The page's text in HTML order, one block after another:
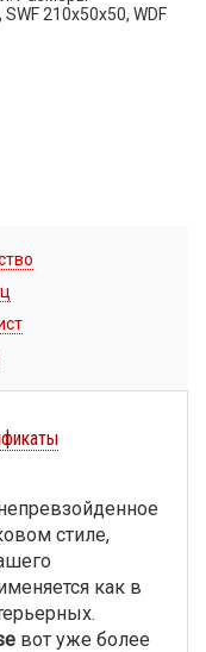
210x50x50, WDF
стиле,
как в
вот уже более